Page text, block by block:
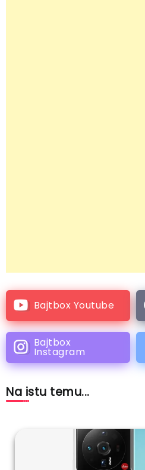
Bajtbox Youtube
Bajtbox
Instagram
Na istu temu...